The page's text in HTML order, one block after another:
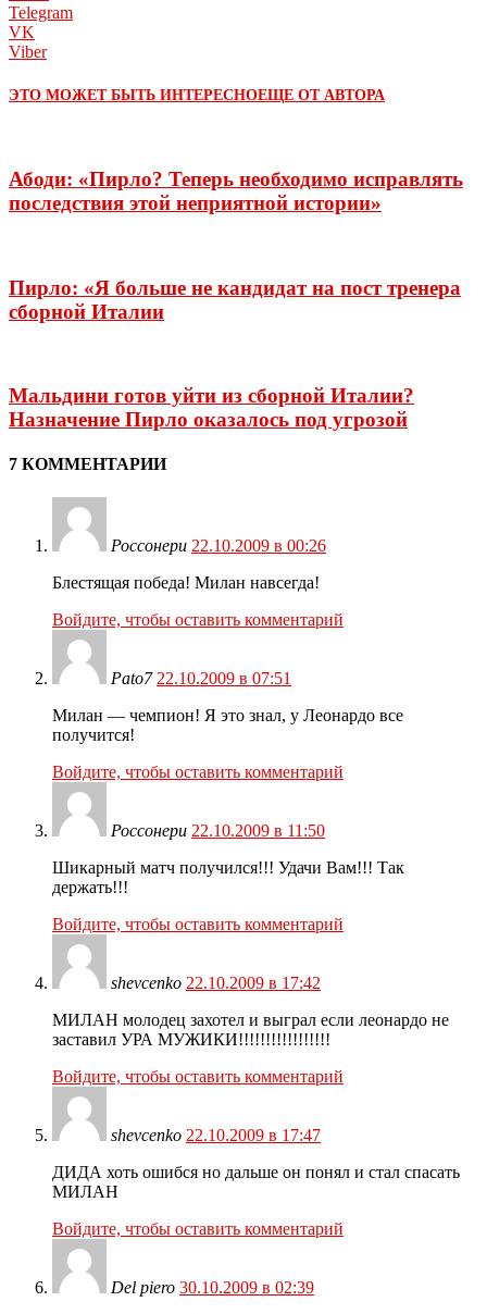
Telegram
VK
Viber
ЭТО МОЖЕТ БЫТЬ ИНТЕРЕСНОЕЩЕ ОТ АВТОРА
Абоди: «Пирло? Теперь необходимо исправлять
последствия этой неприятной истории»
Пирло: «Я больше не кандидат на пост тренера
сборной Италии
Мальдини готов уйти из сборной Италии?
Назначение Пирло оказалось под угрозой
7 КОММЕНТАРИИ
Россонери 22.10.2009 в 00:26
Блестящая победа! Милан навсегда!
Войдите, чтобы оставить комментарий
Pato7 22.10.2009 в 07:51
Милан — чемпион! Я это знал, у Леонардо все
получится!
Войдите, чтобы оставить комментарий
Россонери 22.10.2009 в 11:50
Шикарный матч получился!!! Удачи Вам!!! Так
держать!!!
Войдите, чтобы оставить комментарий
shevcenko 22.10.2009 в 17:42
МИЛАН молодец захотел и выграл если леонардо не
заставил УРА МУЖИКИ!!!!!!!!!!!!!!!!!
Войдите, чтобы оставить комментарий
shevcenko 22.10.2009 в 17:47
ДИДА хоть ошибся но дальше он понял и стал спасать
МИЛАН
Войдите, чтобы оставить комментарий
Del piero 30.10.2009 в 02:39